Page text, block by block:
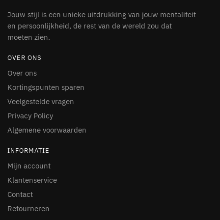
Jouw stijl is een unieke uitdrukking van jouw mentaliteit
en persoonlijkheid, de rest van de wereld zou dat
moeten zien.
OVER ONS
Over ons
Kortingspunten sparen
Veelgestelde vragen
Privacy Policy
Algemene voorwaarden
INFORMATIE
Mijn account
Klantenservice
Contact
Retourneren